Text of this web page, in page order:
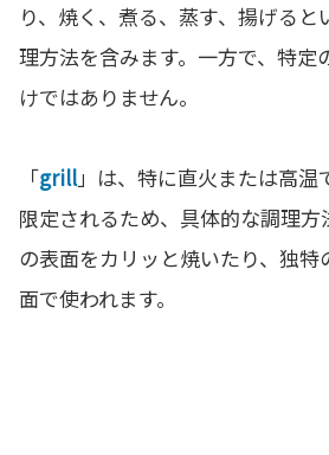
り、焼く、煮る、蒸す、揚げる
理方法を含みます。一方で、特定
けではありません。
「grill」は、特に直火または高温
限定されるため、具体的な調理方
の表面をカリッと焼いたり、独特
面で使われます。